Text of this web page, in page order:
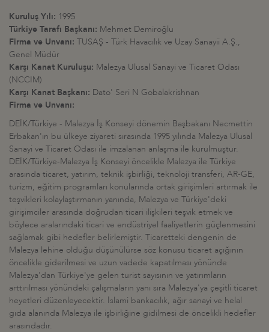
Kuruluş Yılı: 1995
Türkiye Tarafı Başkanı: Mehmet Demiroğlu
Firma ve Unvanı: TUSAŞ - Türk Havacılık ve Uzay Sanayii A.Ş.,
Genel Müdür
Karşı Kanat Kuruluşu: Malezya Ulusal Sanayi ve Ticaret Odası
(NCCIM)
Karşı Kanat Başkanı: Dato' Seri N Gobalakrishnan
Firma ve Unvanı:
DEİK/Türkiye - Malezya İş Konseyi dönemin Başbakanı Necmettin
Erbakan'ın bu ülkeye ziyareti sırasında 1995 yılında Malezya Ulusal
Sanayi ve Ticaret Odası ile imzalanan anlaşma ile kurulmuştur.
DEİK/Türkiye-Malezya İş Konseyi öncelikle Malezya ile Türkiye
arasında ticaret, yatırım, teknik işbirliği, teknoloji transferi, AR-GE,
turizm, eğitim programları konularında ortak girişimleri artırmak ile
teşvikleri kolaylaştırmanın yanında, Malezya ve Türkiye'deki
girişimciler arasında doğrudan ticari ilişkileri teşvik etmek ve
böylece aralarındaki ticari ve endüstriyel faaliyetlerin güçlenmesini
sağlamak gibi hedefler belirlemiştir. Ticaretteki dengenin de
Malezya lehine olduğu düşünülürse söz konusu ticaret açığının
öncelikle giderilmesi ve uzun vadede kapatılması yönünde
Malezya'dan Türkiye'ye gelen turist sayısının ve yatırımların
arttırılması yönündeki çalışmaların yanı sıra Malezya'ya çeşitli ticaret
heyetleri düzenleyecektir. İslami bankacılık, ağır sanayi ve helal
gıda alanında Malezya ile işbirliğine gidilmesi de öncelikli hedefler
arasındadır.